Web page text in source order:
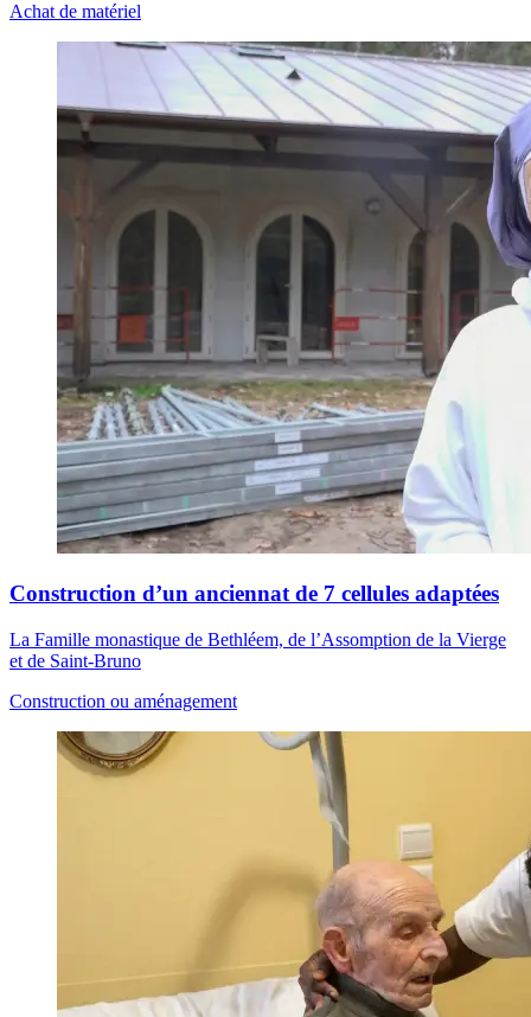
Achat de matériel
Construction d’un anciennat de 7 cellules adaptées
La Famille monastique de Bethléem, de l’Assomption de la Vierge
et de Saint-Bruno
Construction ou aménagement